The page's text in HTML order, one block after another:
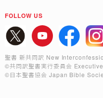
FOLLOW US
聖書 新共同訳 New
©共同訳聖書実行委員会
©日本聖書協会 Japan Bible